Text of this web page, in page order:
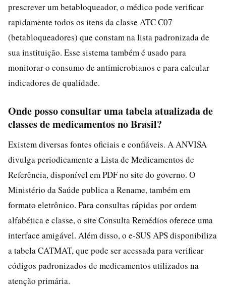
prescrever um betabloqueador, o médico pode verificar
rapidamente todos os itens da classe ATC C07
(betabloqueadores) que constam na lista padronizada de
sua instituição. Esse sistema também é usado para
monitorar o consumo de antimicrobianos e para calcular
indicadores de qualidade.
Onde posso consultar uma tabela atualizada de
classes de medicamentos no Brasil?
Existem diversas fontes oficiais e confiáveis. A ANVISA
divulga periodicamente a Lista de Medicamentos de
Referência, disponível em PDF no site do governo. O
Ministério da Saúde publica a Rename, também em
formato eletrônico. Para consultas rápidas por ordem
alfabética e classe, o site Consulta Remédios oferece uma
interface amigável. Além disso, o e-SUS APS disponibiliza
a tabela CATMAT, que pode ser acessada para verificar
códigos padronizados de medicamentos utilizados na
atenção primária.